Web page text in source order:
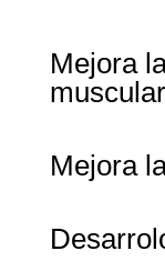
Mejora
Mejora